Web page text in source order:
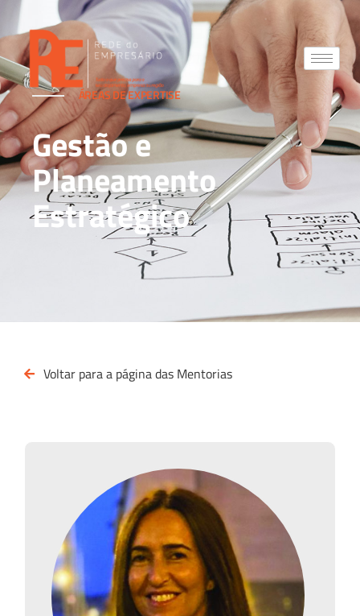
ÁREAS DE EXPERTISE
Gestão e
Planeamento
Estratégico
Voltar para a página das Mentorias